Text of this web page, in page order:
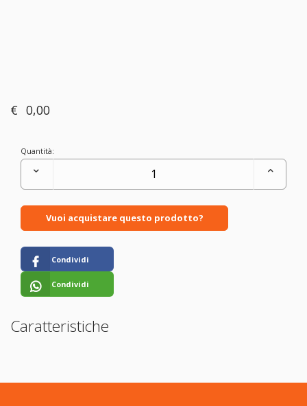
€ 0,00
Quantità:
Vuoi acquistare questo prodotto?
Condividi
Condividi
Caratteristiche